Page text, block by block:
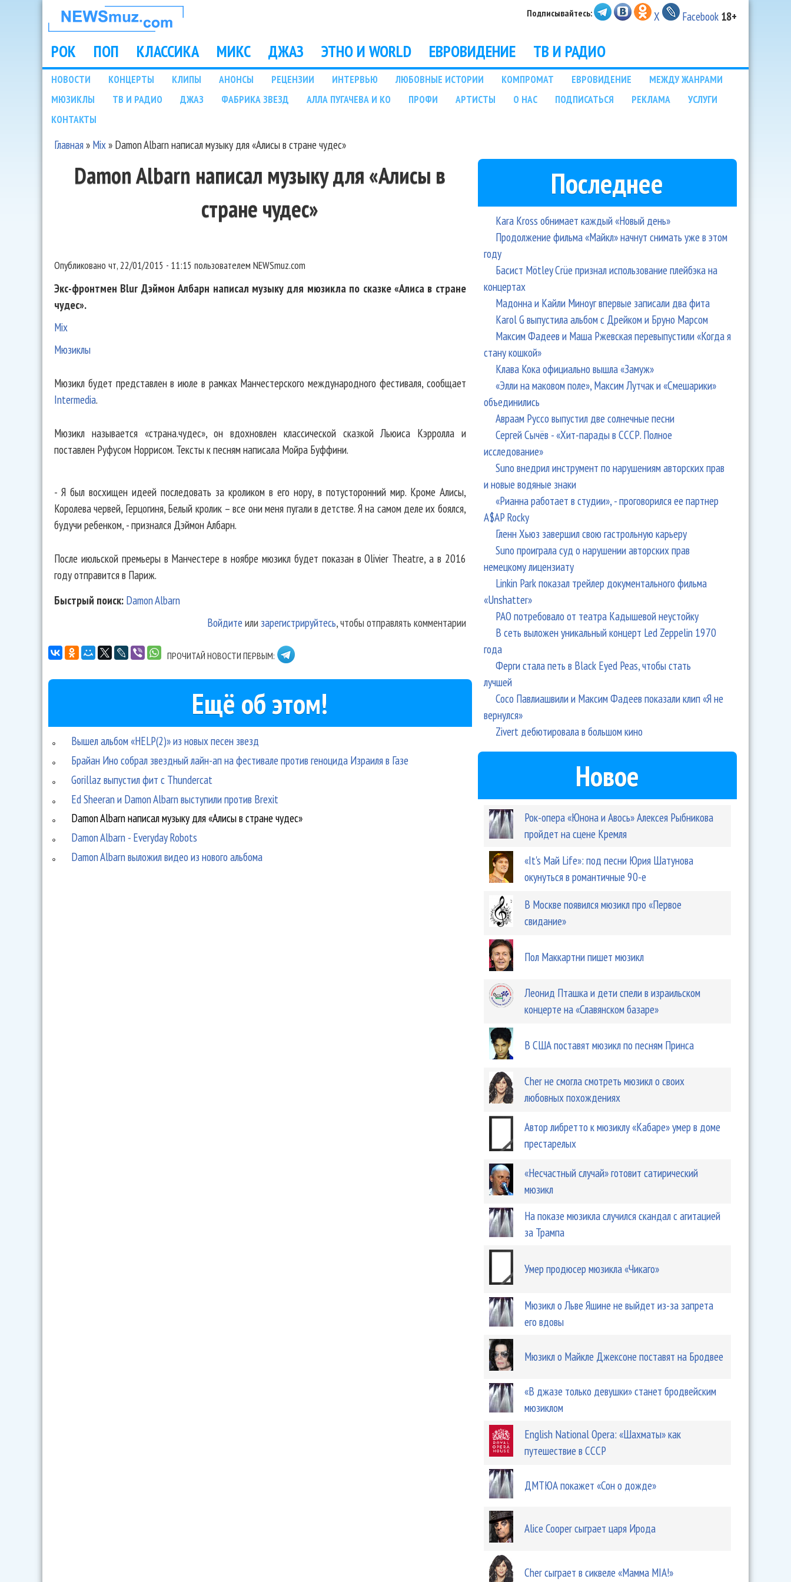
НОВОСТИ
МУЗЫКИ И
ШОУ БИЗНЕСА
NEWSMUZ.COM
Подписывайтесь: X Facebook 18+
Main menu
РОК ПОП КЛАССИКА МИКС ДЖАЗ ЭТНО И WORLD ЕВРОВИДЕНИЕ ТВ И РАДИО
Подразделы
НОВОСТИ КОНЦЕРТЫ КЛИПЫ АНОНСЫ РЕЦЕНЗИИ ИНТЕРВЬЮ ЛЮБОВНЫЕ ИСТОРИИ КОМПРОМАТ ЕВРОВИДЕНИЕ
МЕЖДУ ЖАНРАМИ
МЮЗИКЛЫ
ТВ И РАДИО ДЖАЗ ФАБРИКА ЗВЕЗД АЛЛА ПУГАЧЕВА И КО ПРОФИ АРТИСТЫ О НАС ПОДПИСАТЬСЯ РЕКЛАМА
УСЛУГИ
КОНТАКТЫ
Главная» Mix» Damon Albarn написал музыку для «Алисы в стране чудес»
Damon Albarn написал музыку для «Алисы в
стране чудес»
Опубликовано чт, 22/01/2015 - 11:15 пользователем NEWSmuz.com
Экс-фронтмен Blur Дэймон Албарн написал музыку для мюзикла по сказке «Алиса в стране
чудес».
Mix
Мюзиклы
Мюзикл будет представлен в июле в рамках Манчестерского международного фестиваля, сообщает
Intermedia.
Мюзикл называется «страна.чудес», он вдохновлен классической сказкой Льюиса Кэрролла и
поставлен Руфусом Норрисом. Тексты к песням написала Мойра Буффини.
- Я был восхищен идеей последовать за кроликом в его нору, в потусторонний мир. Кроме Алисы,
Королева червей, Герцогиня, Белый кролик – все они меня пугали в детстве. Я на самом деле их боялся,
будучи ребенком, - признался Дэймон Албарн.
После июльской премьеры в Манчестере в ноябре мюзикл будет показан в Olivier Theatre, а в 2016
году отправится в Париж.
Быстрый поиск: Damon Albarn
Войдите или зарегистрируйтесь, чтобы отправлять комментарии
ПРОЧИТАЙ НОВОСТИ ПЕРВЫМ:
Ещё об этом!
Вышел альбом «HELP(2)» из новых песен звезд
Брайан Ино собрал звездный лайн-ап на фестивале против геноцида Израиля в Газе
Gorillaz выпустил фит с Thundercat
Ed Sheeran и Damon Albarn выступили против Brexit
Damon Albarn написал музыку для «Алисы в стране чудес»
Damon Albarn - Everyday Robots
Damon Albarn выложил видео из нового альбома
Последнее
Kara Kross обнимает каждый «Новый день»
Продолжение фильма «Майкл» начнут снимать уже в этом
году
Басист Mötley Crüe признал использование плейбэка на
концертах
Мадонна и Кайли Миноуг впервые записали два фита
Karol G выпустила альбом с Дрейком и Бруно Марсом
Максим Фадеев и Маша Ржевская перевыпустили «Когда я
стану кошкой»
Клава Кока официально вышла «Замуж»
«Элли на маковом поле», Максим Лутчак и «Смешарики»
объединились
Авраам Руссо выпустил две солнечные песни
Сергей Сычёв - «Хит-парады в СССР. Полное
исследование»
Suno внедрил инструмент по нарушениям авторских прав
и новые водяные знаки
«Рианна работает в студии», - проговорился ее партнер
A$AP Rocky
Гленн Хьюз завершил свою гастрольную карьеру
Suno проиграла суд о нарушении авторских прав
немецкому лицензиату
Linkin Park показал трейлер документального фильма
«Unshatter»
РАО потребовало от театра Кадышевой неустойку
В сеть выложен уникальный концерт Led Zeppelin 1970
года
Ферги стала петь в Black Eyed Peas, чтобы стать
лучшей
Сосо Павлиашвили и Максим Фадеев показали клип «Я не
вернулся»
Zivert дебютировала в большом кино
Новое
Рок-опера «Юнона и Авось» Алексея Рыбникова
пройдет на сцене Кремля
«It's Май Life»: под песни Юрия Шатунова
окунуться в романтичные 90-е
В Москве появился мюзикл про «Первое
свидание»
Пол Маккартни пишет мюзикл
Леонид Пташка и дети спели в израильском
концерте на «Славянском базаре»
В США поставят мюзикл по песням Принса
Cher не смогла смотреть мюзикл о своих
любовных похождениях
Автор либретто к мюзиклу «Кабаре» умер в доме
престарелых
«Несчастный случай» готовит сатирический
мюзикл
На показе мюзикла случился скандал с агитацией
за Трампа
Умер продюсер мюзикла «Чикаго»
Мюзикл о Льве Яшине не выйдет из-за запрета
его вдовы
Мюзикл о Майкле Джексоне поставят на Бродвее
«В джазе только девушки» станет бродвейским
мюзиклом
English National Opera: «Шахматы» как
путешествие в СССР
ДМТЮА покажет «Сон о дожде»
Alice Cooper сыграет царя Ирода
Cher сыграет в сиквеле «Мамма MIA!»